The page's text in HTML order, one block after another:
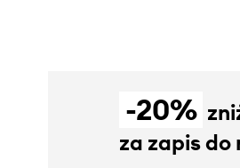
-20%
za zapis